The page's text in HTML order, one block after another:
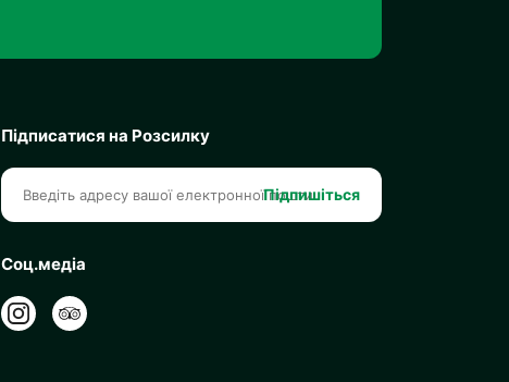
Підписатися на Розсилку
Підпишіться
Соц.медіа